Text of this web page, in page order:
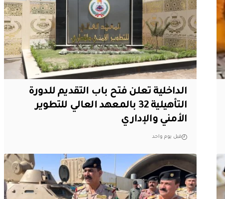
الداخلية تعلن فتح باب التقديم للدورة
التأهيلية 32 بالمعهد العالي للتطوير
الأمني والإداري
قبل يوم واحد